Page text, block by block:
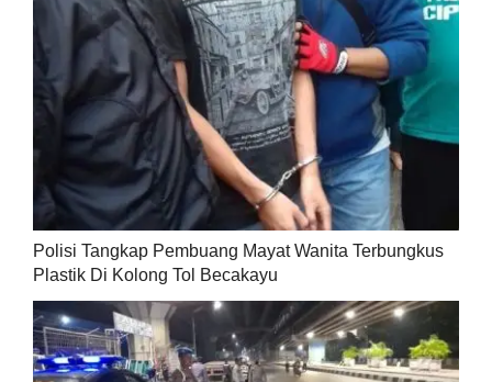
Polisi Tangkap Pembuang Mayat Wanita Terbungkus
Plastik Di Kolong Tol Becakayu